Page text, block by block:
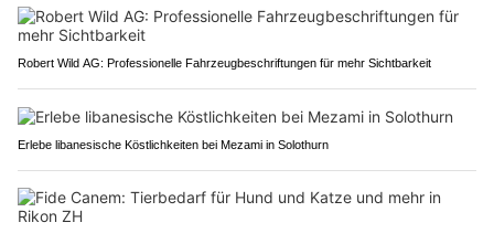
Robert Wild AG: Professionelle Fahrzeugbeschriftungen für mehr Sichtbarkeit
Erlebe libanesische Köstlichkeiten bei Mezami in Solothurn